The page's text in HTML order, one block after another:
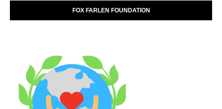
FOX FARLEN FOUNDATION